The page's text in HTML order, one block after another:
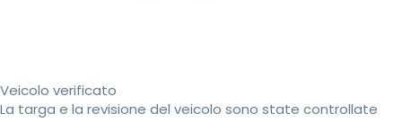
Veicolo verificato
La targa e la revisione del veicolo sono state controllate